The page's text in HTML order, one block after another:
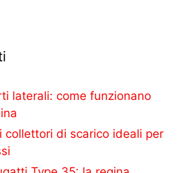
laterali: come funzionano
collettori di scarico ideali per